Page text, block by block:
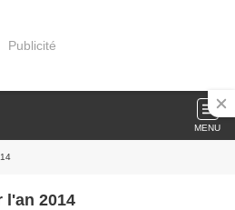
Publicité
MENU
l'an 2014